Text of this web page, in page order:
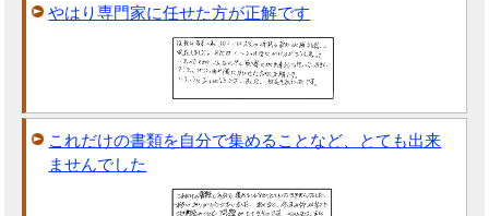
やはり専門家に任せた方が正解です
これだけの書類を自分で集めることなど、とても出来
ませんでした